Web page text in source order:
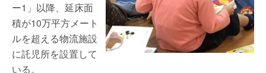
ー1」以降、延床面
積が10万平方メート
ルを超える物流施設
に託児所を設置して
いる。